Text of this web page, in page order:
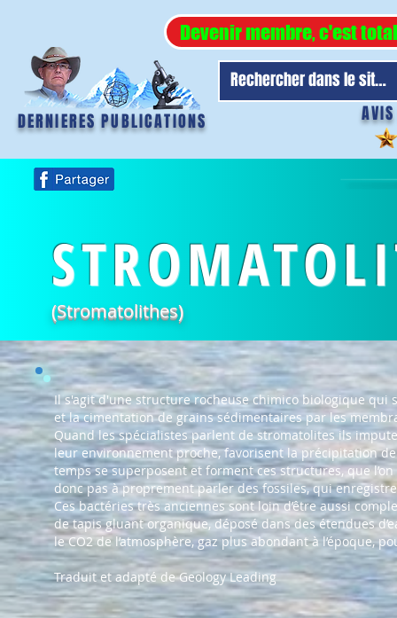
Devenir membre, c'est
DERNIERES PUBLICATIONS
(Stromatolithes)
Il s'agit d'une structure rocheuse chimico biologique qui
et la cimentation de grains sédimentaires par les
Quand les spécialistes parlent de stromatolites ils
leur environnementproche, favorisent la précipitation
temps se superposent et forment ces structures, que
donc pas à proprementparlerdes fossiles, qui
Ces bactéries très anciennes sont loin d’être aussi
de tapis gluant organique, déposé dans des étendues
le CO2 de l’atmosphère, gaz plus abondant à l’époque,
Traduit et adapté de Geology Leading